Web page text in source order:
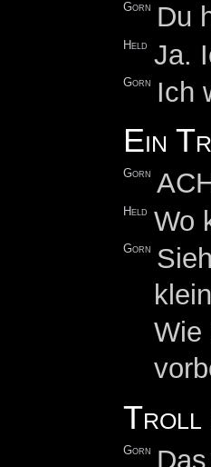
Gorn Du
Held Ja.
Gorn Ich
Ein
Gorn
Held Wo
Gorn
Wie
Troll
Gorn